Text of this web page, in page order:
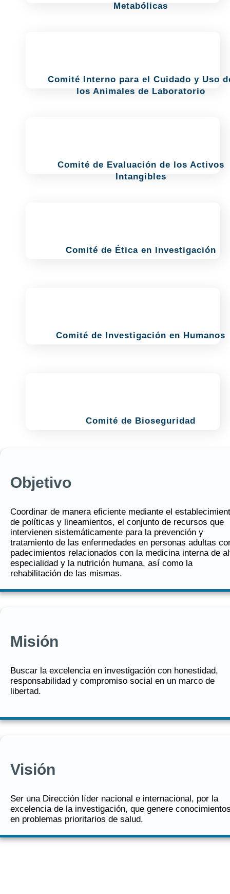
Metabólicas
Comité Interno para el Cuidado y Uso
los Animales de Laboratorio
Comité de Evaluación de los Activos
Intangibles
Comité de Ética en Investigación
Comité de Investigación en Humanos
Comité de Bioseguridad
Objetivo
Coordinar de manera eficiente mediante el
de políticas y lineamientos, el conjunto de recursos que
intervienen sistemáticamente para la prevención y
tratamiento de las enfermedades en personas adultas
padecimientos relacionados con la medicina interna de
especialidad y la nutrición humana, así como la
rehabilitación de las mismas.
Misión
Buscar la excelencia en investigación con honestidad,
responsabilidad y compromiso social en un marco de
libertad.
Visión
Ser una Dirección líder nacional e internacional, por la
excelencia de la investigación, que genere
en problemas prioritarios de salud.